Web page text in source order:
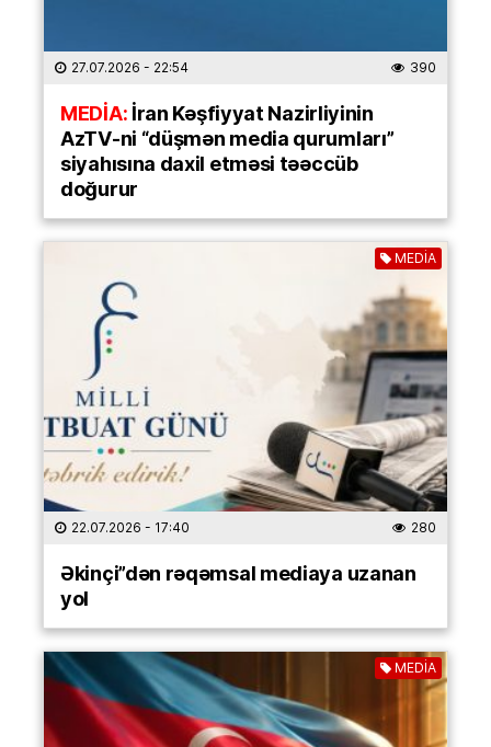
27.07.2026 - 22:54 390
MEDİA:İran Kəşfiyyat Nazirliyinin
AzTV-ni “düşmən media qurumları”
siyahısına daxil etməsi təəccüb
doğurur
MEDİA
22.07.2026 - 17:40 280
Əkinçi”dən rəqəmsal mediaya uzanan
yol
MEDİA